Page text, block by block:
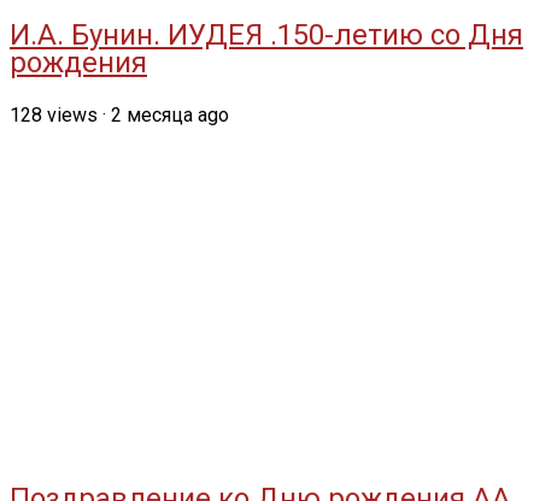
И.А. Бунин. ИУДЕЯ .150-летию со Дня
рождения
128 views · 2 месяца ago